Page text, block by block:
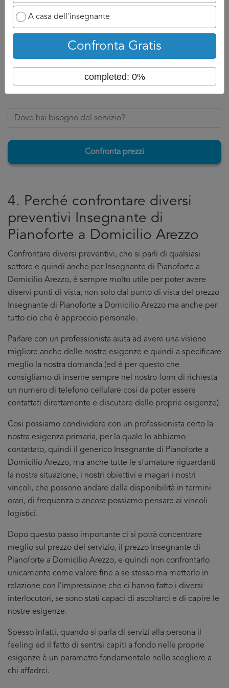
potrà chiamarvi appena possibile e discuterne con voi, se
invece siete nell’attesa di un’email, aspettatevi ad un
tempo di attesa un po più lungo perché dovrà formalizzare
la risposta per Insegnante di Pianoforte a Domicilio Arezzo.
Confronta prezzi
4. Perché confrontare diversi
preventivi Insegnante di
Pianoforte a Domicilio Arezzo
Confrontare diversi preventivi, che si parli di qualsiasi
settore e quindi anche per Insegnante di Pianoforte a
Domicilio Arezzo, è sempre molto utile per poter avere
diservi punti di vista, non solo dal punto di vista del prezzo
Insegnante di Pianoforte a Domicilio Arezzo ma anche per
tutto cio che è approccio personale.
Parlare con un professionista aiuta ad avere una visione
migliore anche delle nostre esigenze e quindi a specificare
meglio la nostra domanda (ed è per questo che
consigliamo di inserire sempre nel nostro form di richiesta
un numero di telefono cellulare cosi da poter essere
contattati direttamente e discutere delle proprie esigenze).
Cosi possiamo condividere con un professionista certo la
nostra esigenza primaria, per la quale lo abbiamo
contattato, quindi il generico Insegnante di Pianoforte a
Domicilio Arezzo, ma anche tutte le sfumature riguardanti
la nostra situazione, i nostri obiettivi e magari i nostri
vincoli, che possono andare dalla disponibilità in termini
orari, di frequenza o ancora possiamo pensare ai vincoli
logistici.
Dopo questo passo importante ci si potrà concentrare
meglio sul prezzo del servizio, il prezzo Insegnante di
Pianoforte a Domicilio Arezzo, e quindi non confrontarlo
unicamente come valore fine a se stesso ma metterlo in
relazione con l’impressione che ci hanno fatto i diversi
interlocutori, se sono stati capaci di ascoltarci e di capire le
nostre esigenze.
Spesso infatti, quando si parla di servizi alla persona il
feeling ed il fatto di sentrsi capiti a fondo nelle proprie
esigenze è un parametro fondamentale nello scegliere a
chi affadrci.
A casa dell'insegnante
Confronta Gratis
completed: 0%